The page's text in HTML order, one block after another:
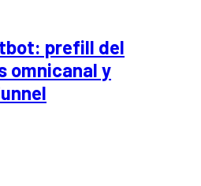
prefill del
omnicanal y